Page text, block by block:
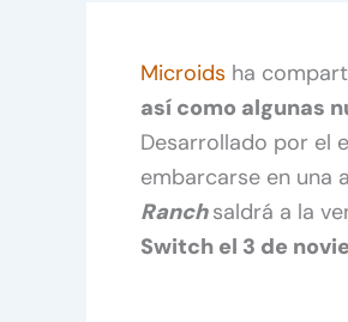
Microids ha
así como algunas
Desarrollado por el
embarcarse en una
Ranch saldrá a la
Switch el 3 de